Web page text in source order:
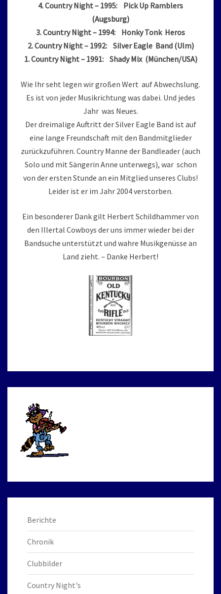
4. Country Night – 1995: Pick Up Ramblers
(Augsburg)
3. Country Night – 1994: Honky Tonk Heros
2. Country Night – 1992: Silver Eagle Band (Ulm)
1. Country Night – 1991: Shady Mix (München/USA)
Wie Ihr seht legen wir großen Wert auf Abwechslung.
Es ist von jeder Musikrichtung was dabei. Und jedes
Jahr was Neues.
Der dreimalige Auftritt der Silver Eagle Band ist auf
eine lange Freundschaft mit den Bandmitglieder
zurückzuführen. Country Manne der Bandleader (auch
Solo und mit Sängerin Anne unterwegs), war schon
von der ersten Stunde an ein Mitglied unseres Clubs!
Leider ist er im Jahr 2004 verstorben.
Ein besonderer Dank gilt Herbert Schildhammer von
den Illertal Cowboys der uns immer wieder bei der
Bandsuche unterstützt und wahre Musikgenüsse an
Land zieht. – Danke Herbert!
Berichte
Chronik
Clubbilder
Country Night's